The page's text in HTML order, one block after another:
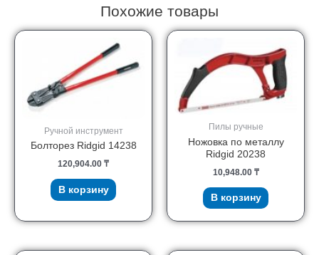
Похожие товары
Ручной инструмент
Болторез Ridgid 14238
120,904.00 ₸
В корзину
Пилы ручные
Ножовка по металлу
Ridgid 20238
10,948.00 ₸
В корзину